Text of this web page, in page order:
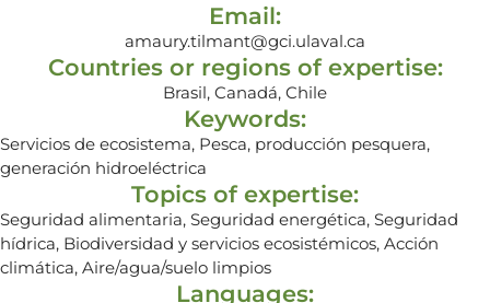
Email:
amaury.tilmant@gci.ulaval.ca
Countries or regions of expertise:
Brasil, Canadá, Chile
Keywords:
Servicios de ecosistema, Pesca, producción pesquera,
generación hidroeléctrica
Topics of expertise:
Seguridad alimentaria, Seguridad energética, Seguridad
hídrica, Biodiversidad y servicios ecosistémicos, Acción
climática, Aire/agua/suelo limpios
Languages: